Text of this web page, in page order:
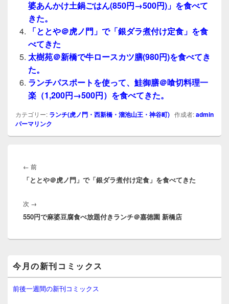
婆あんかけ土鍋ごはん(850円→500円)」を食べて
きた。
「ととや＠虎ノ門」で「銀ダラ煮付け定食」を食
べてきた
太樹苑＠新橋で牛ロースカツ膳(980円)を食べてき
た。
ランチパスポートを使って、鮭御膳＠喰切料理一
楽（1,200円→500円）を食べてきた。
カテゴリー: ランチ(虎ノ門・西新橋・溜池山王・神谷町) 作成者:admin
パーマリンク
稿
ナ
ゲ
ー
シ
← 前前
の
「ととや＠虎ノ門」で「銀ダラ煮付け定食」を食べてきた
次 →
の
稿:
550円で麻婆豆腐食べ放題付きランチ＠嘉徳園 新橋店
イ
ン
サ
今月の新刊コミックス
前後一週間の新刊コミックス